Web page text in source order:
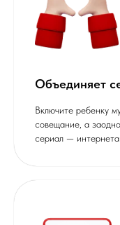
Объединяет
Включите ребенку
совещание, а
сериал —